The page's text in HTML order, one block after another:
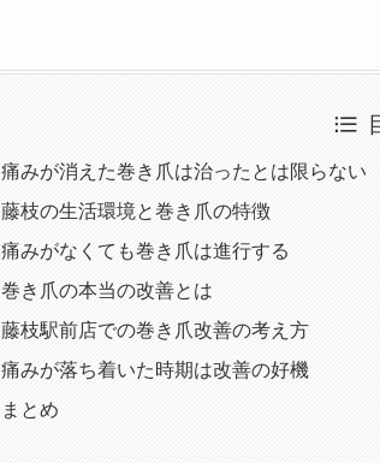
痛みが消えた巻き爪は治ったとは限らない
藤枝の生活環境と巻き爪の特徴
痛みがなくても巻き爪は進行する
巻き爪の本当の改善とは
藤枝駅前店での巻き爪改善の考え方
痛みが落ち着いた時期は改善の好機
まとめ